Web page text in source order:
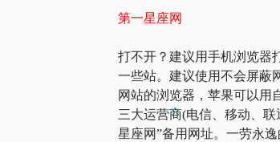
第一星座网
打不开？建议用手机浏览器
一些站。建议使用不会屏蔽
网站的浏览器，苹果可以用
三大运营商(电信、移动、
星座网”备用网址。一劳永